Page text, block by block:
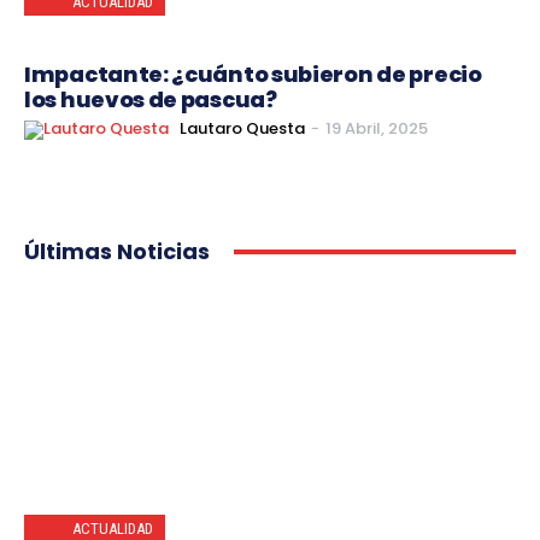
Impactante: ¿cuánto subieron de precio
los huevos de pascua?
Lautaro Questa - 19 Abril, 2025
Últimas Noticias
ACTUALIDAD